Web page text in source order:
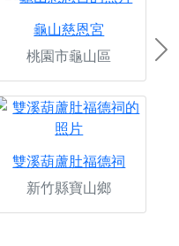
龜山慈恩宮
桃園市龜山區
雙溪葫蘆肚福德祠
新竹縣寶山鄉